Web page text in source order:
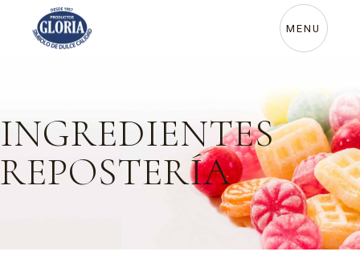
MENU
INGREDIENTES
REPOSTERÍA